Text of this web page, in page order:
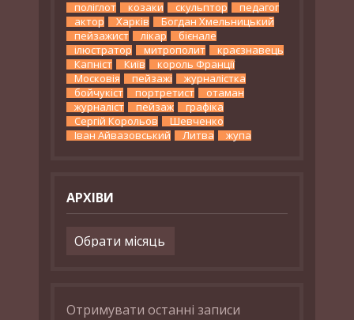
поліглот
козаки скульптор
педагог
актор
Харків
Богдан Хмельницький
пейзажист
лікар
бієнале
ілюстратор
митрополит
краєзнавець
Капніст
Київ
король Франції
Московія
пейзажі
журналістка
бойчукіст
портретист
отаман
журналіст
пейзаж
графіка
Сергій Корольов
Шевченко
Іван Айвазовський
Литва жупа
АРХІВИ
Архіви
Отримувати останні записи